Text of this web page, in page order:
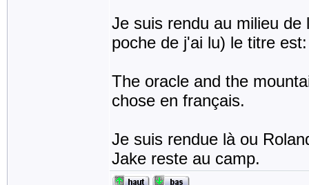
Je suis rendu au milieu
poche de j'ai lu) le titre est:
The oracle and the
chose en français.
Je suis rendue là ou
Jake reste au camp.